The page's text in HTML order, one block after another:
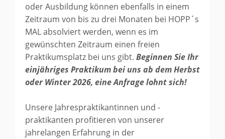
oder Ausbildung können ebenfalls in einem
Zeitraum von bis zu drei Monaten bei HOPP´s
MAL absolviert werden, wenn es im
gewünschten Zeitraum einen freien
Praktikumsplatz bei uns gibt. Beginnen Sie Ihr
einjähriges Praktikum bei uns ab dem Herbst
oder Winter 2026, eine Anfrage lohnt sich!
Unsere Jahrespraktikantinnen und -
praktikanten profitieren von unserer
jahrelangen Erfahrung in der